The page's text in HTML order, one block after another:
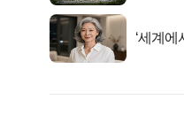
‘세계에